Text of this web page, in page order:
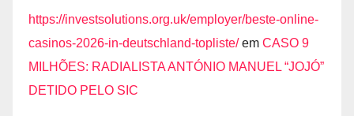
https://investsolutions.org.uk/employer/beste-online-
casinos-2026-in-deutschland-topliste/em CASO 9
MILHÕES: RADIALISTA ANTÓNIO MANUEL “JOJÓ”
DETIDO PELO SIC